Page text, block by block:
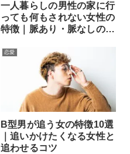
一人暮らしの男性の家に行
っても何もされない女性の
特徴｜脈あり・脈なしの見
恋愛
B型男が追う女の特徴10選
｜追いかけたくなる女性と
追わせるコツ